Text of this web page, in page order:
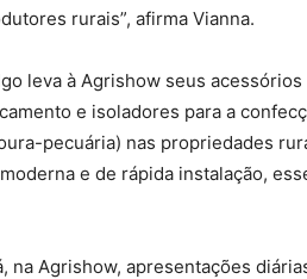
rurais”, afirma Vianna.
leva à Agrishow seus
e isoladores para a
pecuária) nas propriedades
e de rápida instalação,
Agrishow, apresentações